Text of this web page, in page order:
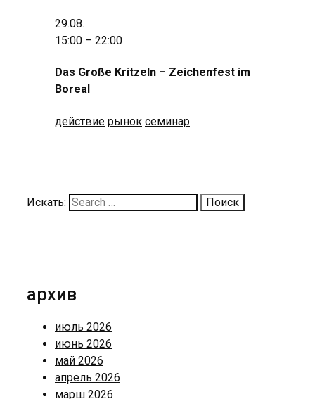
29.08.
15:00 – 22:00
Das Große Kritzeln – Zeichenfest im
Boreal
действие рынок семинар
Искать:
архив
июль 2026
июнь 2026
май 2026
апрель 2026
марш 2026